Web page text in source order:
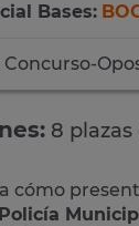
Bases:
Concurso-
8 plazas
cómo
Policía